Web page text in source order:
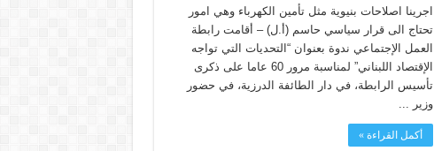
اجرينا اصلاحات بنيوية مثل تأمين الكهرباء وهي امور
تحتاج الى قرار سياسي حاسم (أ.ل) – أقامت رابطة
العمل الإجتماعي ندوة بعنوان “التحديات التي تواجه
الإقتصاد اللبناني” لمناسبة مرور 60 عاما على ذكرى
تأسيس الرابطة، في دار الطائفة الدرزية، في حضور
وزير ...
أكمل القراءة »